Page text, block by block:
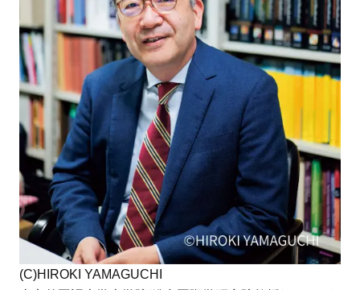
(C)HIROKI YAMAGUCHI